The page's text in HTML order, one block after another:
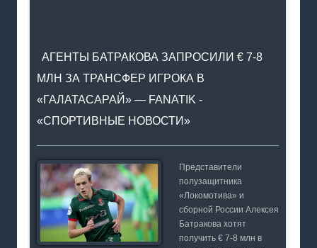
АГЕНТЫ БАТРАКОВА ЗАПРОСИЛИ € 7-8
МЛН ЗА ТРАНСФЕР ИГРОКА В
«ГАЛАТАСАРАЙ» — FANATIK -
«СПОРТИВНЫЕ НОВОСТИ»
Представители
полузащитника
«Локомотива» и
сборной России Алексея
Батракова хотят
получить € 7-8 млн в